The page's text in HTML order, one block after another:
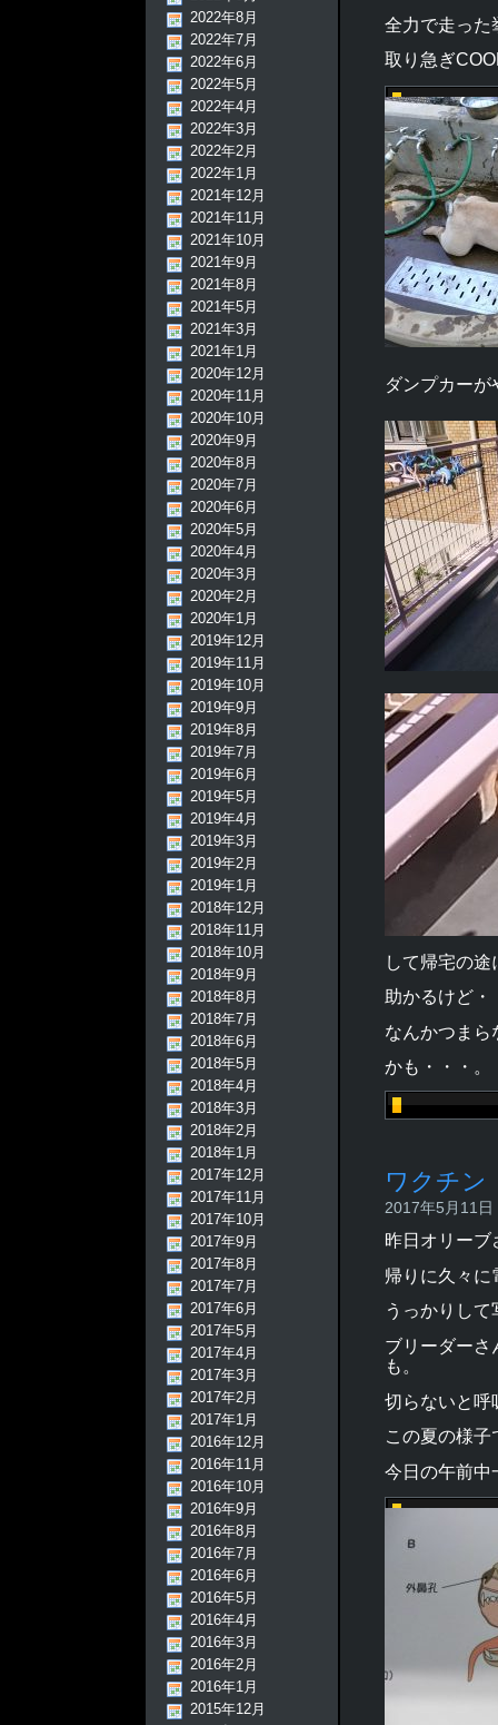
全力で走った
取り急ぎ
ダンプカー
して帰宅の
助かるけど・
なんかつまら
かも・・・。
ワクチン
2017年5月11
昨日オリーブ
帰りに久々に
うっかりし
ブリーダーさ
も。
切らないと呼
この夏の様子
今日の午前中
2022年8月
2022年7月
2022年6月
2022年5月
2022年4月
2022年3月
2022年2月
2022年1月
2021年12月
2021年11月
2021年10月
2021年9月
2021年8月
2021年5月
2021年3月
2021年1月
2020年12月
2020年11月
2020年10月
2020年9月
2020年8月
2020年7月
2020年6月
2020年5月
2020年4月
2020年3月
2020年2月
2020年1月
2019年12月
2019年11月
2019年10月
2019年9月
2019年8月
2019年7月
2019年6月
2019年5月
2019年4月
2019年3月
2019年2月
2019年1月
2018年12月
2018年11月
2018年10月
2018年9月
2018年8月
2018年7月
2018年6月
2018年5月
2018年4月
2018年3月
2018年2月
2018年1月
2017年12月
2017年11月
2017年10月
2017年9月
2017年8月
2017年7月
2017年6月
2017年5月
2017年4月
2017年3月
2017年2月
2017年1月
2016年12月
2016年11月
2016年10月
2016年9月
2016年8月
2016年7月
2016年6月
2016年5月
2016年4月
2016年3月
2016年2月
2016年1月
2015年12月